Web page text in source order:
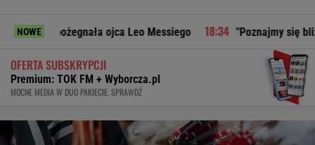
NOWEojca Leo Messiego "Poznajmy się bliżej". Marta
OFERTA SUBSKRYPCJI
Premium: TOK FM + Wyborcza.pl
MOCNE MEDIA W DUO PAKIECIE. SPRAWDŹ